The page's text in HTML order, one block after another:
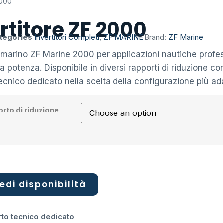
ZF 2000
Invertitori Completi,ZF MARINEBrand: ZF Marine
ZF Marine 2000 per applicazioni nautiche
potenza. Disponibile in diversi rapporti di riduzione
dedicato nella scelta della configurazione più
di riduzione
disponibilità
tecnico dedicato